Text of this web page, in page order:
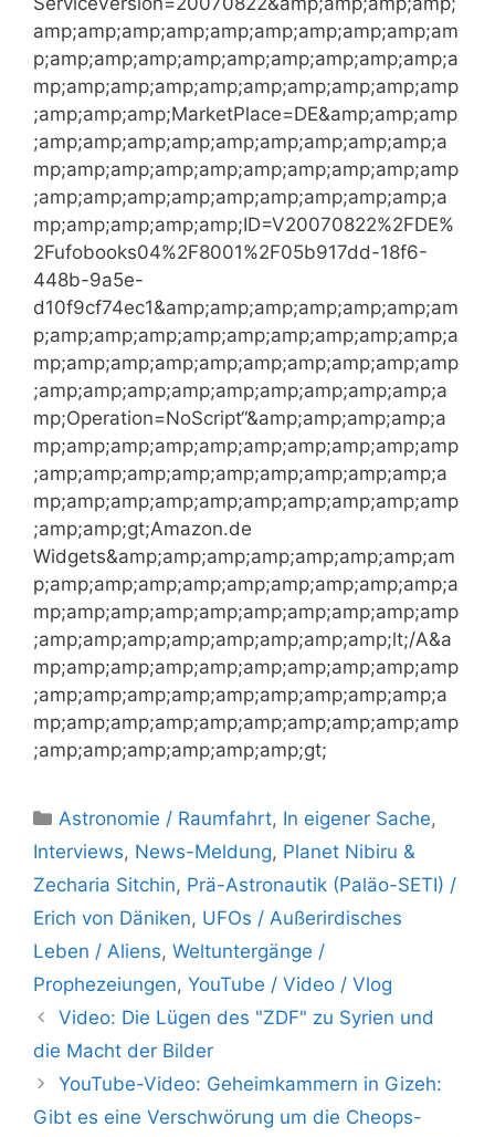
amp;amp;amp;amp;amp;amp;amp;amp;amp;am
p;amp;amp;amp;amp;amp;amp;amp;amp;amp;a
mp;amp;amp;amp;amp;amp;amp;amp;amp;amp
;amp;amp;amp;MarketPlace=DE&amp;amp;amp
;amp;amp;amp;amp;amp;amp;amp;amp;amp;a
mp;amp;amp;amp;amp;amp;amp;amp;amp;amp
;amp;amp;amp;amp;amp;amp;amp;amp;amp;a
mp;amp;amp;amp;amp;ID=V20070822%2FDE%
2Fufobooks04%2F8001%2F05b917dd-18f6-
448b-9a5e-
d10f9cf74ec1&amp;amp;amp;amp;amp;amp;am
p;amp;amp;amp;amp;amp;amp;amp;amp;amp;a
mp;amp;amp;amp;amp;amp;amp;amp;amp;amp
;amp;amp;amp;amp;amp;amp;amp;amp;amp;a
mp;Operation=NoScript“&amp;amp;amp;amp;a
mp;amp;amp;amp;amp;amp;amp;amp;amp;amp
;amp;amp;amp;amp;amp;amp;amp;amp;amp;a
mp;amp;amp;amp;amp;amp;amp;amp;amp;amp
;amp;amp;gt;Amazon.de
Widgets&amp;amp;amp;amp;amp;amp;amp;am
p;amp;amp;amp;amp;amp;amp;amp;amp;amp;a
mp;amp;amp;amp;amp;amp;amp;amp;amp;amp
;amp;amp;amp;amp;amp;amp;amp;amp;lt;/A&a
mp;amp;amp;amp;amp;amp;amp;amp;amp;amp
;amp;amp;amp;amp;amp;amp;amp;amp;amp;a
mp;amp;amp;amp;amp;amp;amp;amp;amp;amp
;amp;amp;amp;amp;amp;amp;gt;
Kategorien
Astronomie / Raumfahrt, In eigener Sache,
Interviews, News-Meldung, Planet Nibiru &
Zecharia Sitchin, Prä-Astronautik (Paläo-SETI) /
Erich von Däniken, UFOs / Außerirdisches
Leben / Aliens, Weltuntergänge /
Prophezeiungen, YouTube / Video / Vlog
Video: Die Lügen des "ZDF" zu Syrien und
die Macht der Bilder
YouTube-Video: Geheimkammern in Gizeh:
Gibt es eine Verschwörung um die Cheops-